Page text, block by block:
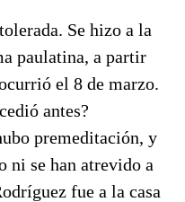
Se hizo a la
paulatina, a partir
el 8 de marzo.
antes?
premeditación, y
ni se han atrevido a
fue a la casa